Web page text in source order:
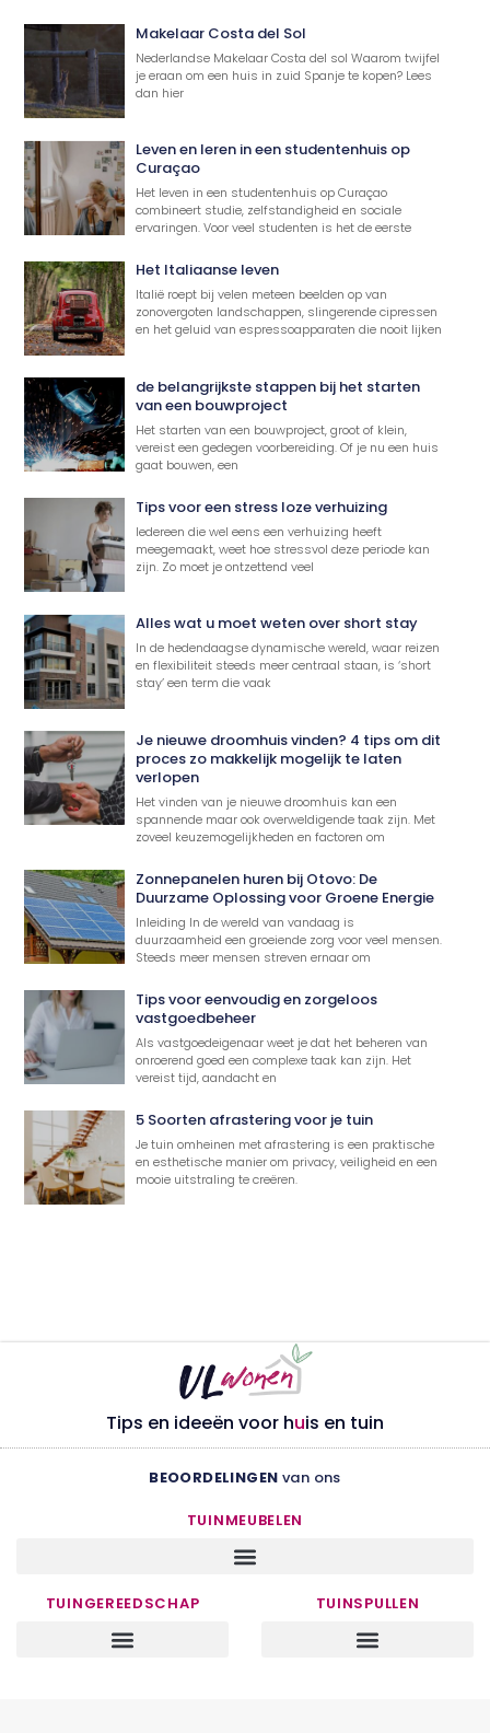
Makelaar Costa del Sol
Nederlandse Makelaar Costa del sol Waarom twijfel
je eraan om een huis in zuid Spanje te kopen? Lees
dan hier
Leven en leren in een studentenhuis op
Curaçao
Het leven in een studentenhuis op Curaçao
combineert studie, zelfstandigheid en sociale
ervaringen. Voor veel studenten is het de eerste
Het Italiaanse leven
Italië roept bij velen meteen beelden op van
zonovergoten landschappen, slingerende cipressen
en het geluid van espressoapparaten die nooit lijken
de belangrijkste stappen bij het starten
van een bouwproject
Het starten van een bouwproject, groot of klein,
vereist een gedegen voorbereiding. Of je nu een huis
gaat bouwen, een
Tips voor een stress loze verhuizing
Iedereen die wel eens een verhuizing heeft
meegemaakt, weet hoe stressvol deze periode kan
zijn. Zo moet je ontzettend veel
Alles wat u moet weten over short stay
In de hedendaagse dynamische wereld, waar reizen
en flexibiliteit steeds meer centraal staan, is ‘short
stay’ een term die vaak
Je nieuwe droomhuis vinden? 4 tips om dit
proces zo makkelijk mogelijk te laten
verlopen
Het vinden van je nieuwe droomhuis kan een
spannende maar ook overweldigende taak zijn. Met
zoveel keuzemogelijkheden en factoren om
Zonnepanelen huren bij Otovo: De
Duurzame Oplossing voor Groene Energie
Inleiding In de wereld van vandaag is
duurzaamheid een groeiende zorg voor veel mensen.
Steeds meer mensen streven ernaar om
Tips voor eenvoudig en zorgeloos
vastgoedbeheer
Als vastgoedeigenaar weet je dat het beheren van
onroerend goed een complexe taak kan zijn. Het
vereist tijd, aandacht en
5 Soorten afrastering voor je tuin
Je tuin omheinen met afrastering is een praktische
en esthetische manier om privacy, veiligheid en een
mooie uitstraling te creëren.
Tips en ideeën voor huis en tuin
BEOORDELINGEN van ons
TUINMEUBELEN
TUINGEREEDSCHAP TUINSPULLEN